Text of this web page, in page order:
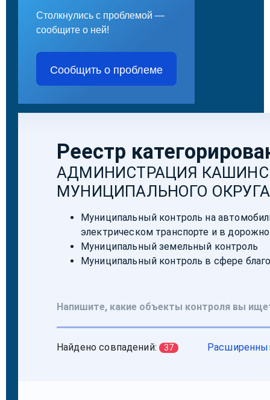
Столкнулись с проблемой —
сообщите о ней!
Сообщить о проблеме